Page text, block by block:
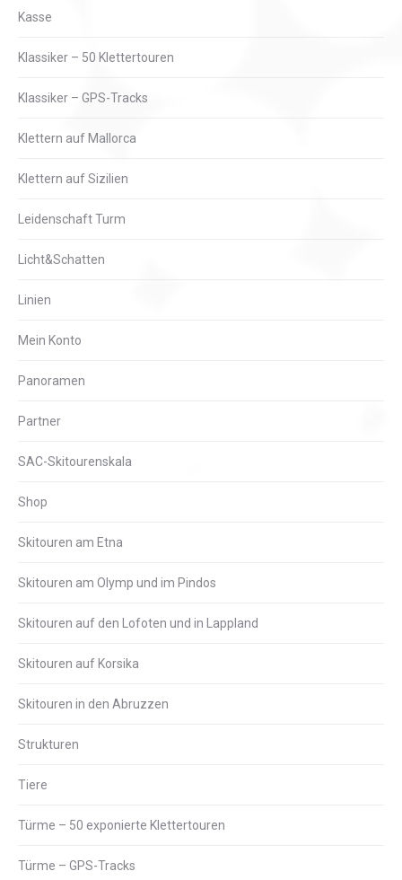
Kasse
Klassiker – 50 Klettertouren
Klassiker – GPS-Tracks
Klettern auf Mallorca
Klettern auf Sizilien
Leidenschaft Turm
Licht&Schatten
Linien
Mein Konto
Panoramen
Partner
SAC-Skitourenskala
Shop
Skitouren am Etna
Skitouren am Olymp und im Pindos
Skitouren auf den Lofoten und in Lappland
Skitouren auf Korsika
Skitouren in den Abruzzen
Strukturen
Tiere
Türme – 50 exponierte Klettertouren
Türme – GPS-Tracks